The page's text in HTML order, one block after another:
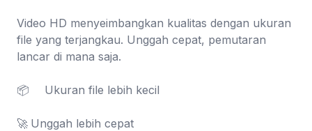
Video HD menyeimbangkan kualitas dengan ukuran
file yang terjangkau. Unggah cepat, pemutaran
lancar di mana saja.
📦	Ukuran file lebih kecil
🚀	Unggah lebih cepat